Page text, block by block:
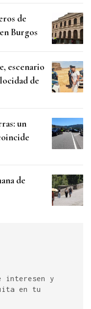
de
Burgos
escenario
de
un
de
interesen y
en tu